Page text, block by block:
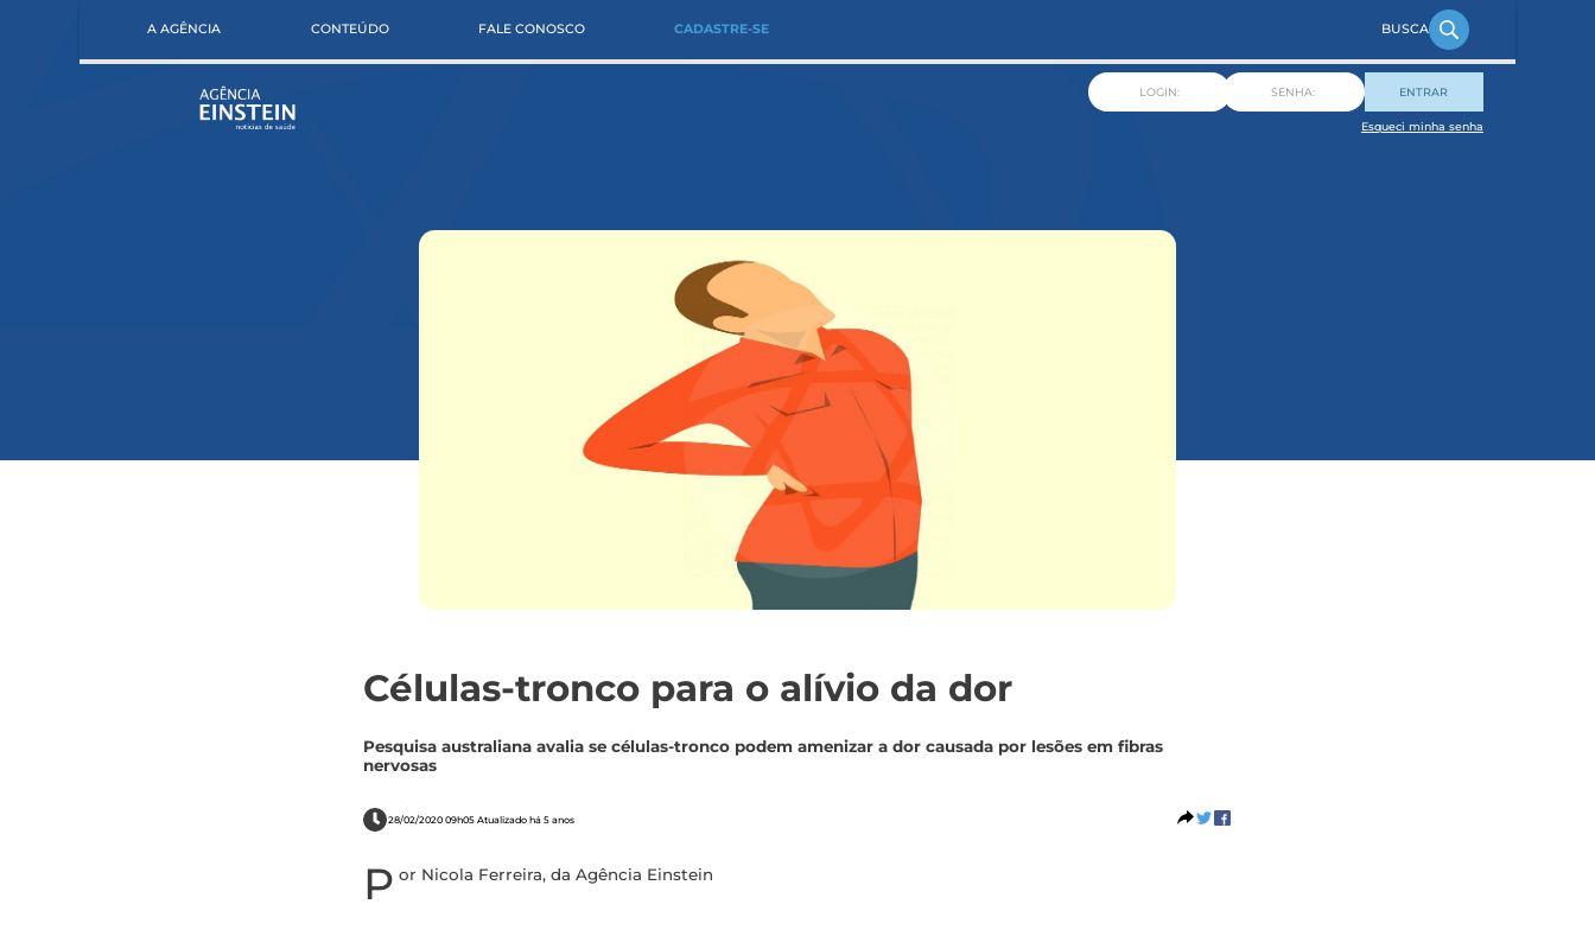
A AGÊNCIA CONTEÚDO FALE CONOSCO CADASTRE-SE
ENTRAR
Esqueci minha senha
Células-tronco para o alívio da dor
Pesquisa australiana avalia se células-tronco podem amenizar a dor causada por lesões em fibras
nervosas
28/02/2020 09h05 Atualizado há 5 anos
P or Nicola Ferreira, da Agência Einstein